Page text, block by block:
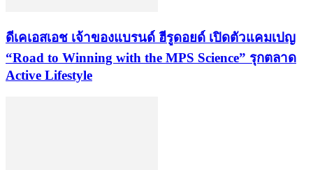
ดีเคเอสเอช เจ้าของแบรนด์ ฮีรูดอยด์ เปิดตัวแคมเปญ
“Road to Winning with the MPS Science” รุกตลาด
Active Lifestyle